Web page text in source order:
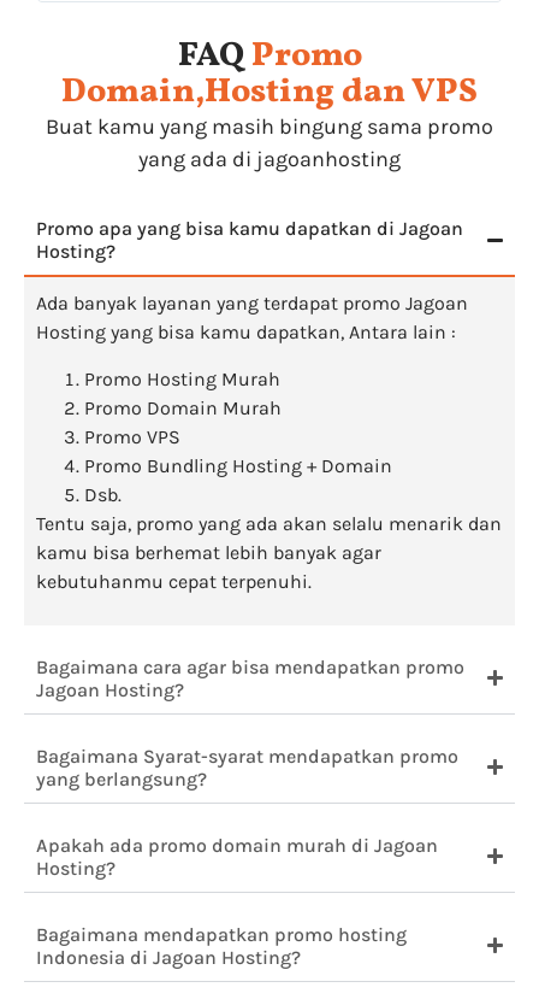
FAQPromo
Domain,Hosting dan VPS
Buat kamu yang masih bingung sama promo
yang ada di jagoanhosting
Promo apa yang bisa kamu dapatkan di Jagoan
Hosting?
Ada banyak layanan yang terdapat promo Jagoan
Hosting yang bisa kamu dapatkan, Antara lain :
Promo Hosting Murah
Promo Domain Murah
Promo VPS
Promo Bundling Hosting + Domain
Dsb.
Tentu saja, promo yang ada akan selalu menarik dan
kamu bisa berhemat lebih banyak agar
kebutuhanmu cepat terpenuhi.
Bagaimana cara agar bisa mendapatkan promo
Jagoan Hosting?
Bagaimana Syarat-syarat mendapatkan promo
yang berlangsung?
Apakah ada promo domain murah di Jagoan
Hosting?
Bagaimana mendapatkan promo hosting
Indonesia di Jagoan Hosting?